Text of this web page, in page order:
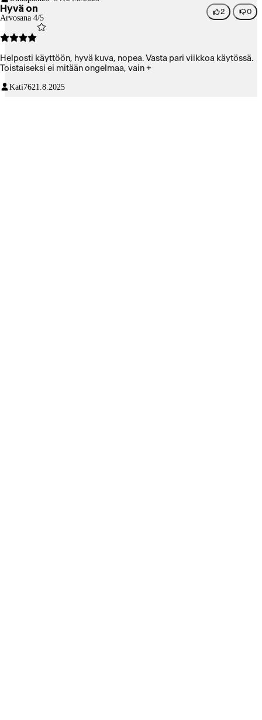
Hyvä on
Arvosana 4/5
2 0
Helposti käyttöön, hyvä kuva, nopea. Vasta pari viikkoa käytössä.
Toistaiseksi ei mitään ongelmaa, vain +
Kati7621.8.2025